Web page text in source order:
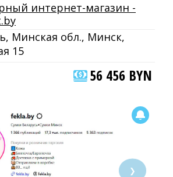
интepнeт-мaгaзин -
Минская обл., Минск,
15
56 456 BYN
❯